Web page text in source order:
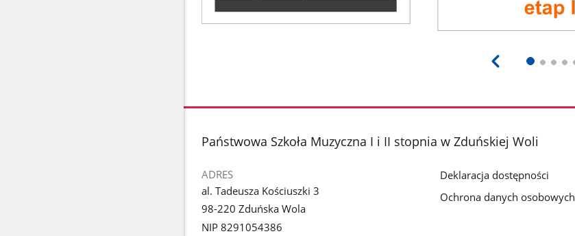
stopka
Państwowa Szkoła Muzyczna I i II stopnia w Zduńskiej Woli
ADRES
al. Tadeusza Kościuszki 3
98-220 Zduńska Wola
NIP 8291054386
Deklaracja dostępności
Ochrona danych osobowych